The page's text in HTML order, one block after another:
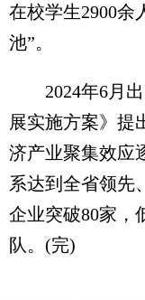
在校学生2900余
池”。
2024年6月出
展实施方案》提
济产业聚集效应
系达到全省领先
企业突破80家，
队。(完)